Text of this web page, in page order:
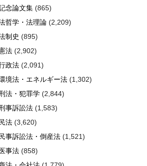
念論文集 (865)
哲学・法理論 (2,209)
制史 (895)
法 (2,902)
政法 (2,091)
境法・エネルギー法 (1,302)
法・犯罪学 (2,844)
事訴訟法 (1,583)
民法 (3,620)
民事訴訟法・倒産法 (1,521)
医事法 (858)